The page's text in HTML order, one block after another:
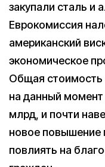
закупали сталь и
Еврокомиссия
американский
экономическое
Общая стоимость
на данный
млрд, и почти
новое
повлиять на